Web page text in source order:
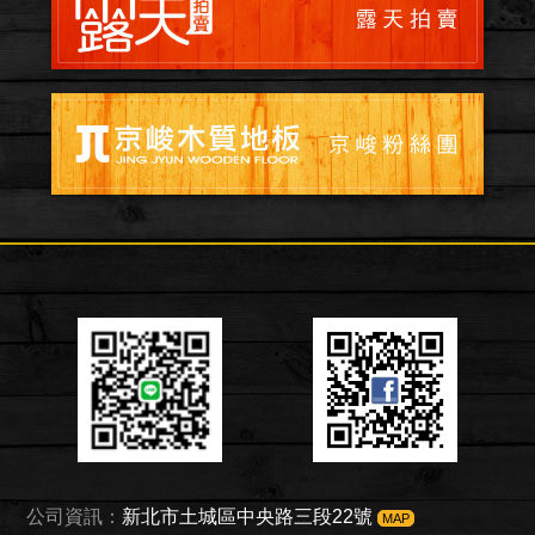
公司資訊： 新北市土城區中央路三段22號 MAP